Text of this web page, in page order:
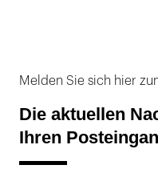
Melden Sie sich hier
Die aktuellen
Ihren